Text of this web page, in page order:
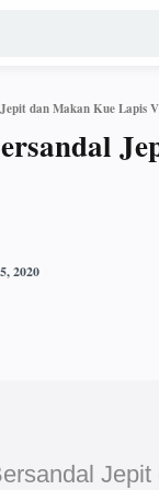
dan Makan Kue Lapis